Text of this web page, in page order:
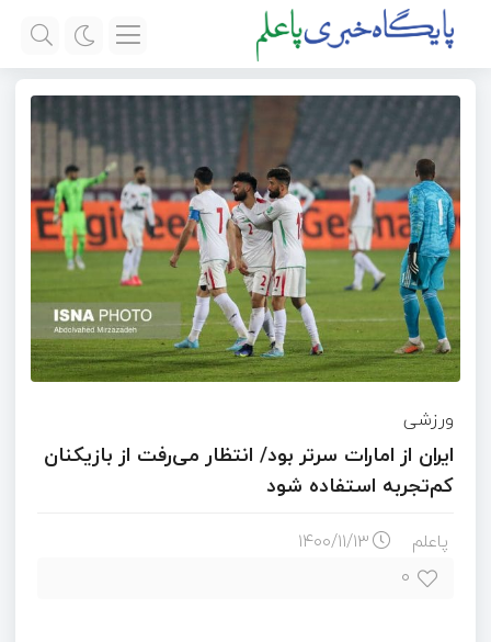
ورزشی
ایران از امارات سرتر بود/ انتظار می‌رفت از بازیکنان
کم‌تجربه استفاده شود
پاعلم ۱۴۰۰/۱۱/۱۳
۰